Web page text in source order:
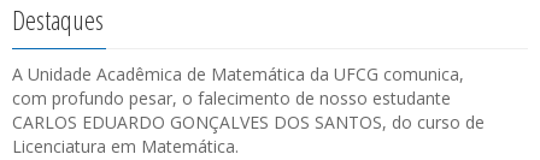
Destaques
A Unidade Acadêmica de Matemática da UFCG comunica,
com profundo pesar, o falecimento de nosso estudante
CARLOS EDUARDO GONÇALVES DOS SANTOS, do curso de
Licenciatura em Matemática.